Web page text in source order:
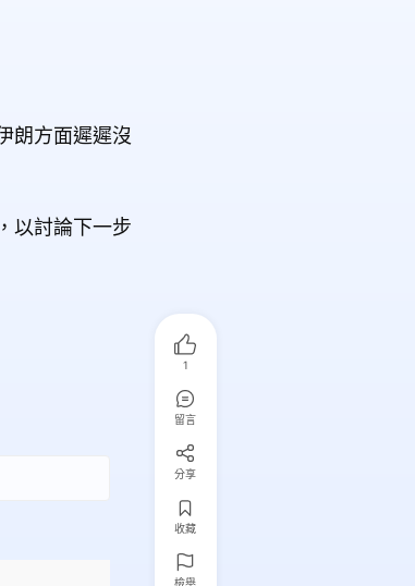
朗方面遲遲沒
以討論下一步
1
留言
分享
收藏
檢舉